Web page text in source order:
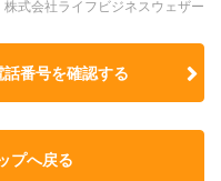
式会社ライフビジネスウェザー
番号を確認する
プへ戻る